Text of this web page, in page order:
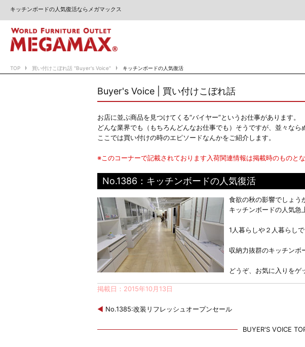
キッチンボードの人気復活ならメガマックス
TOP 買い付けこぼれ話 "Buyer's Voice" キッチンボードの人気復活
Buyer's Voice | 買い付けこぼれ話
お店に並ぶ商品を見つけてくる“バイヤー”というお仕事があります。
どんな業界でも（もちろんどんなお仕事でも）そうですが、並々なら
ここでは買い付けの時のエピソードなんかをご紹介します。
※このコーナーで記載されております入荷関連情報は掲載時のものと
No.1386：キッチンボードの人気復活
食欲の秋の影響でしょう
キッチンボードの人気急
1人暮らしや２人暮らし
収納力抜群のキッチンボ
どうぞ、お気に入りをゲ
掲載日：2015年10月13日
◀ No.1385:改装リフレッシュオープンセール
BUYER'S VOICE